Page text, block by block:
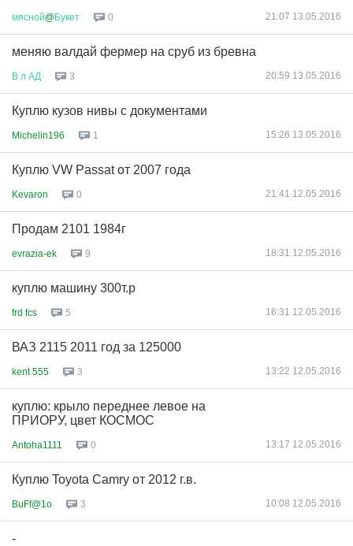
мясной@Букет 0 21:07 13.05.2016
меняю валдай фермер на сруб из бревна
В л АД 3 20:59 13.05.2016
Куплю кузов нивы с документами
Michelin196 1 15:26 13.05.2016
Куплю VW Passat от 2007 года
Kevaron 0 21:41 12.05.2016
Продам 2101 1984г
evrazia-ek 9 18:31 12.05.2016
куплю машину 300т.р
frd fcs 5 16:31 12.05.2016
ВАЗ 2115 2011 год за 125000
kent 555 3 13:22 12.05.2016
куплю: крыло переднее левое на
ПРИОРУ, цвет КОСМОС
Antoha1111 0 13:17 12.05.2016
Куплю Toyota Camry от 2012 г.в.
BuFf@1o 3 10:08 12.05.2016
-